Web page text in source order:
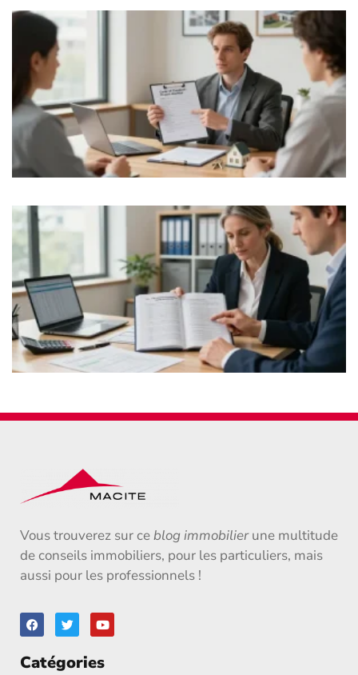
Vous trouverez sur ceblog immobilierune multitude
de conseils immobiliers, pour les particuliers, mais
aussi pour les professionnels !
Catégories